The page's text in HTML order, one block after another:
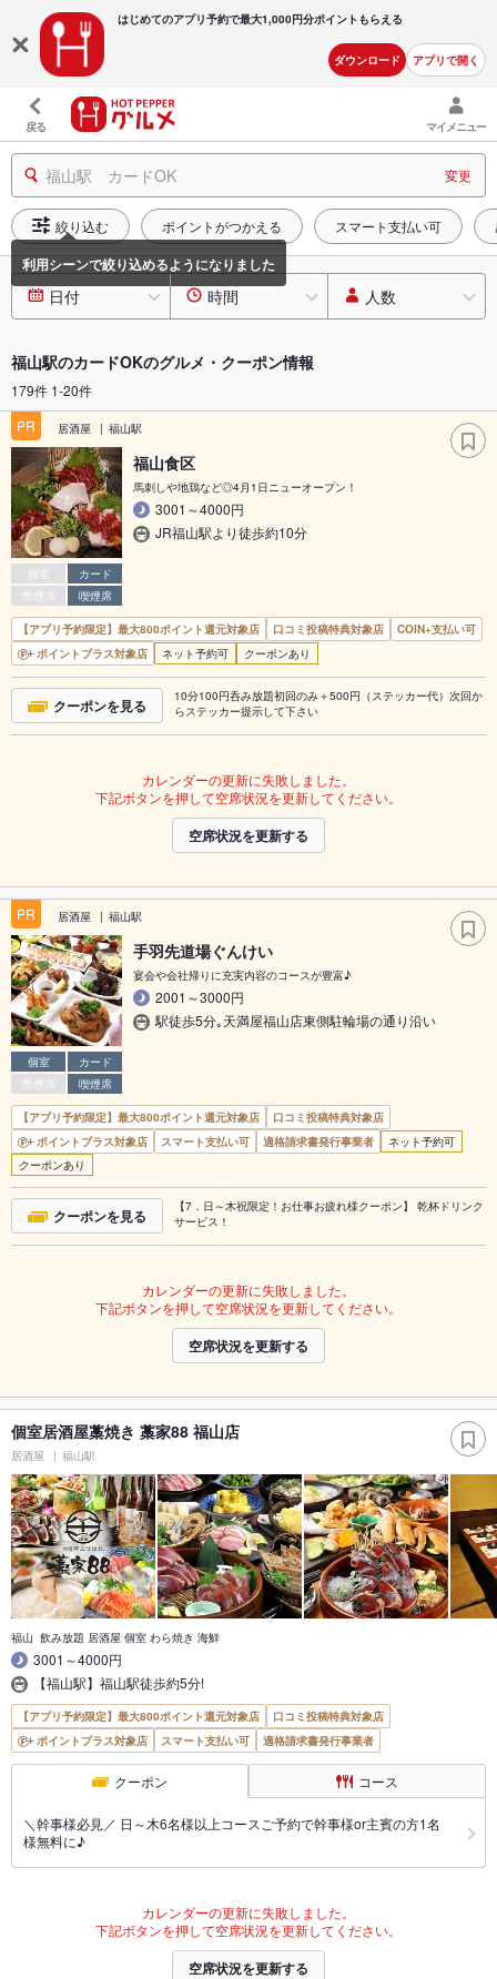
はじめてのアプリ予約で最大1,000円分ポイントもらえる
ダウンロード アプリで開く
戻る マイメニュー
福山駅 カードOK 変更
絞り込む ポイントがつかえる スマート支払い可
日付 時間 人数
福山駅のカードOKのグルメ・クーポン情報
179件 1-20件
PR
居酒屋 福山駅
個室
カード
禁煙席
喫煙席
福山食区
馬刺しや地鶏など◎4月1日ニューオープン！
3001～4000円
JR福山駅より徒歩約10分
【アプリ予約限定】最大800ポイント還元対象店 口コミ投稿特典対象店
COIN+支払い可
ポイントプラス対象店
ネット予約可 クーポンあり
クーポンを見る
10分100円呑み放題初回のみ＋500円（ステッカー代）次回か
らステッカー提示して下さい
カレンダーの更新に失敗しました。
下記ボタンを押して空席状況を更新してください。
空席状況を更新する
PR 居酒屋 福山駅
個室
カード
禁煙席
喫煙席
手羽先道場ぐんけい
宴会や会社帰りに充実内容のコースが豊富♪
2001～3000円
駅徒歩5分｡天満屋福山店東側駐輪場の通り沿い
【アプリ予約限定】最大800ポイント還元対象店
口コミ投稿特典対象店
ポイントプラス対象店
スマート支払い可 適格請求書発行事業者
ネット予約可
クーポンあり
クーポンを見る
【7．日～木祝限定！お仕事お疲れ様クーポン】 乾杯ドリンク
サービス！
カレンダーの更新に失敗しました。
下記ボタンを押して空席状況を更新してください。
空席状況を更新する
個室居酒屋藁焼き 藁家88 福山店
居酒屋 福山駅
福山 飲み放題 居酒屋 個室 わら焼き 海鮮
3001～4000円
【福山駅】福山駅徒歩約5分!
【アプリ予約限定】最大800ポイント還元対象店
口コミ投稿特典対象店
ポイントプラス対象店
スマート支払い可 適格請求書発行事業者
クーポン コース
＼幹事様必見／ 日～木6名様以上コースご予約で幹事様or主賓の方1名
様無料に♪
カレンダーの更新に失敗しました。
下記ボタンを押して空席状況を更新してください。
空席状況を更新する